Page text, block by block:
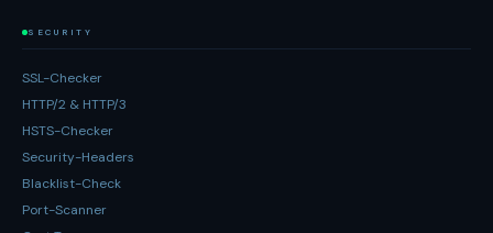
SECURITY
SSL-Checker
HTTP/2 & HTTP/3
HSTS-Checker
Security-Headers
Blacklist-Check
Port-Scanner